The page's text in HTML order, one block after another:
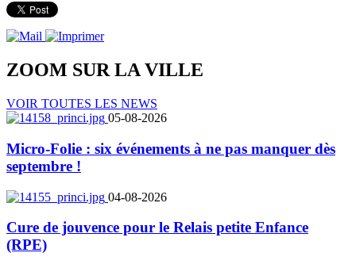
ZOOM SUR LAVILLE
VOIR TOUTES LES NEWS
05-08-2026
Micro-Folie : six événements à ne pas manquer dès
septembre !
04-08-2026
Cure de jouvence pour le Relais petite Enfance
(RPE)